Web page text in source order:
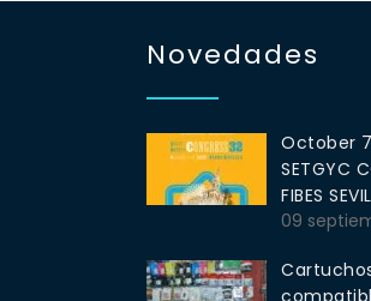
Novedades
October
SETGYC
FIBES
09